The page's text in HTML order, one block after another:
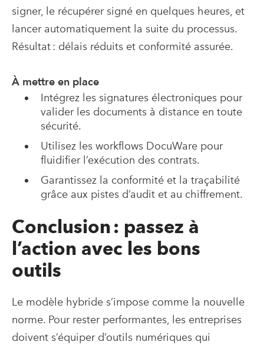
signer, le récupérer signé en quelques heures, et
lancer automatiquement la suite du processus.
Résultat : délais réduits et conformité assurée.
À mettre en place
Intégrez les signatures électroniques pour
valider les documents à distance en toute
sécurité.
Utilisez les workflows DocuWare pour
fluidifier l’exécution des contrats.
Garantissez la conformité et la traçabilité
grâce aux pistes d’audit et au chiffrement.
Conclusion : passez à
l’action avec les bons
outils
Le modèle hybride s’impose comme la nouvelle
norme. Pour rester performantes, les entreprises
doivent s’équiper d’outils numériques qui